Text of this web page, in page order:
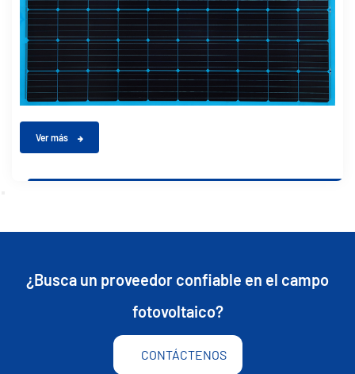
Ver más
¿Busca un proveedor confiable en el campo
fotovoltaico?
CONTÁCTENOS